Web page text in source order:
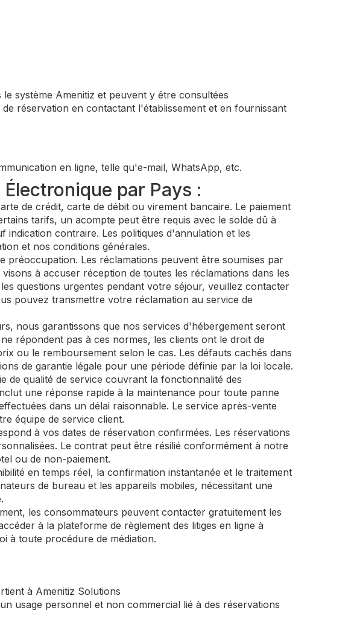
système Amenitiz et peuvent y être consultées
réservation en contactant l'établissement et en fournissant
en ligne, telle qu'e-mail, WhatsApp, etc.
par Pays :
de crédit, carte de débit ou virement bancaire. Le paiement
tarifs, un acompte peut être requis avec le solde dû à
contraire. Les politiques d'annulation et les
et nos conditions générales.
préoccupation. Les réclamations peuvent être soumises par
à accuser réception de toutes les réclamations dans les
questions urgentes pendant votre séjour, veuillez contacter
pouvez transmettre votre réclamation au service de
nous garantissons que nos services d'hébergement seront
répondent pas à ces normes, les clients ont le droit de
ou le remboursement selon le cas. Les défauts cachés dans
de garantie légale pour une période définie par la loi locale.
de qualité de service couvrant la fonctionnalité des
une réponse rapide à la maintenance pour toute panne
dans un délai raisonnable. Le service après-vente
équipe de service client.
à vos dates de réservation confirmées. Les réservations
Le contrat peut être résilié conformément à notre
ou de non-paiement.
en temps réel, la confirmation instantanée et le traitement
de bureau et les appareils mobiles, nécessitant une
les consommateurs peuvent contacter gratuitement les
à la plateforme de règlement des litiges en ligne à
à toute procédure de médiation.
à Amenitiz Solutions
usage personnel et non commercial lié à des réservations